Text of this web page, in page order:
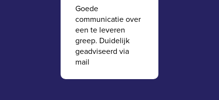
Goede
communicatie over
een te leveren
greep. Duidelijk
geadviseerd via
mail